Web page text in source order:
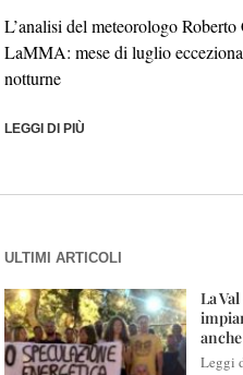
L’analisi del meteorologo
LaMMA: mese di luglio
notturne
LEGGI DI PIÙ
ULTIMI ARTICOLI
La
Leggi